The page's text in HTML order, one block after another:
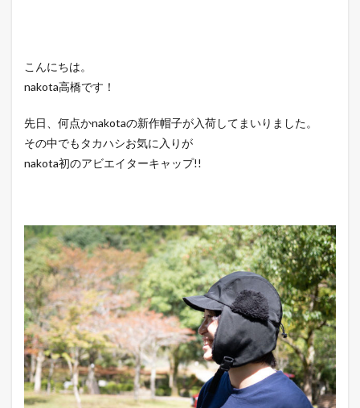
こんにちは。
nakota高橋です！
先日、何点かnakotaの新作帽子が入荷してまいりました。
その中でもタカハシお気に入りが
nakota初のアビエイターキャップ!!